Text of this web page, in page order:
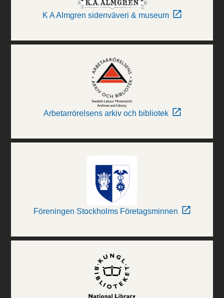
K A Almgren sidenväveri & museum
Arbetarrörelsens arkiv och bibliotek
Föreningen Stockholms Företagsminnen